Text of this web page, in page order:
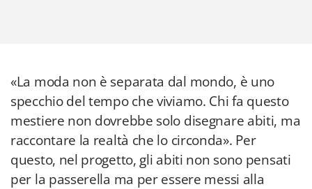
«La moda non è separata dal mondo, è uno
specchio del tempo che viviamo. Chi fa questo
mestiere non dovrebbe solo disegnare abiti, ma
raccontare la realtà che lo circonda». Per
questo, nel progetto, gli abiti non sono pensati
per la passerella ma per essere messi alla